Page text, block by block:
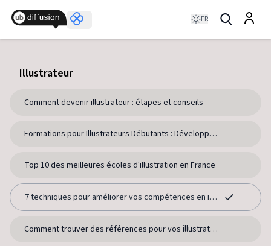
FR
Illustrateur
Comment devenir illustrateur : étapes et conseils
Formations pour Illustrateurs Débutants : Développez vos Compétences Artistiques
Top 10 des meilleures écoles d'illustration en France
7 techniques pour améliorer vos compétences en illustration
Comment trouver des références pour vos illustrations